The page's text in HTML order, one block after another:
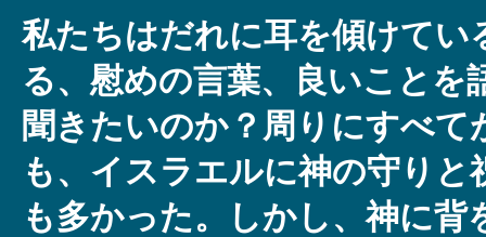
私たちはだれに耳を傾けてい
る、慰めの言葉、良いことを
聞きたいのか？周りにすべて
も、イスラエルに神の守りと
も多かった。しかし、神に背